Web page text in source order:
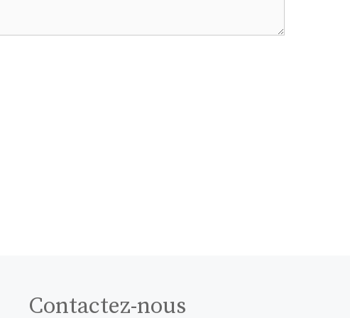
Contactez-nous